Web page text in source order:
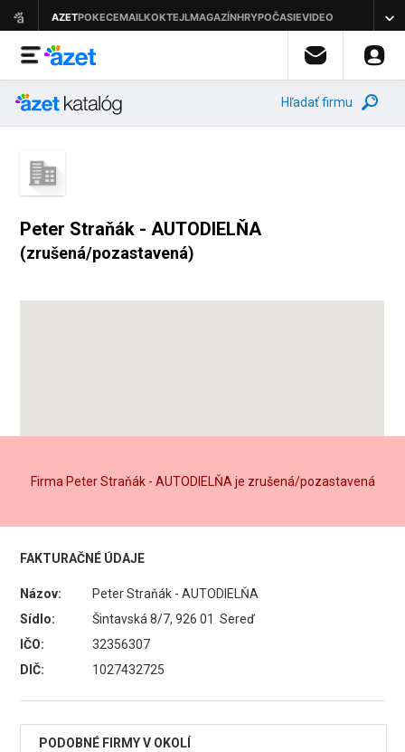
Hľadať firmu
Peter Straňák - AUTODIELŇA
(zrušená/pozastavená)
Firma Peter Straňák - AUTODIELŇA je zrušená/pozastavená
FAKTURAČNÉ ÚDAJE
Názov:
Peter Straňák - AUTODIELŇA
Sídlo:
Šintavská 8/7, 926 01 Sereď
IČO:
32356307
DIČ:
1027432725
PODOBNÉ FIRMY V OKOLÍ